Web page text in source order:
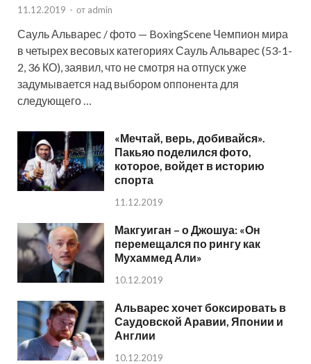
11.12.2019 - от admin
Сауль Альварес / фото — BoxingScene Чемпион мира
в четырех весовых категориях Сауль Альварес (53-1-
2, 36 КО), заявил, что не смотря на отпуск уже
задумывается над выбором оппонента для
следующего …
«Мечтай, верь, добивайся».
Пакьяо поделился фото,
которое, войдет в историю
спорта
11.12.2019
Макгуиган – о Джошуа: «Он
перемещался по рингу как
Мухаммед Али»
10.12.2019
Альварес хочет боксировать в
Саудовской Аравии, Японии и
Англии
10.12.2019